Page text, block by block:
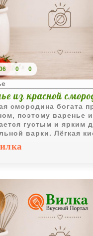
0 0
из красной
смородина богата
поэтому варенье
густым и ярким
варки. Лёгкая
вкус особенно